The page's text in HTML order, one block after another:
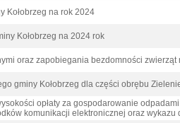
Kołobrzeg na rok 2024
Kołobrzeg na 2024 rok
oraz zapobiegania bezdomności zwierząt
gminy Kołobrzeg dla części obrębu
opłaty za gospodarowanie
komunikacji elektronicznej oraz